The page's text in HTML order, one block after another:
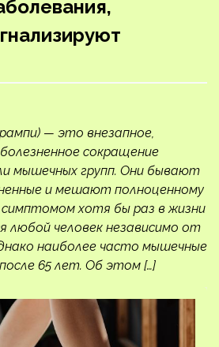
— это внезапное,
сокращение
мышечных групп. Они бывают
и мешают полноценному
хотя бы раз в жизни
любой человек независимо от
наиболее часто мышечные
65 лет. Об этом […]